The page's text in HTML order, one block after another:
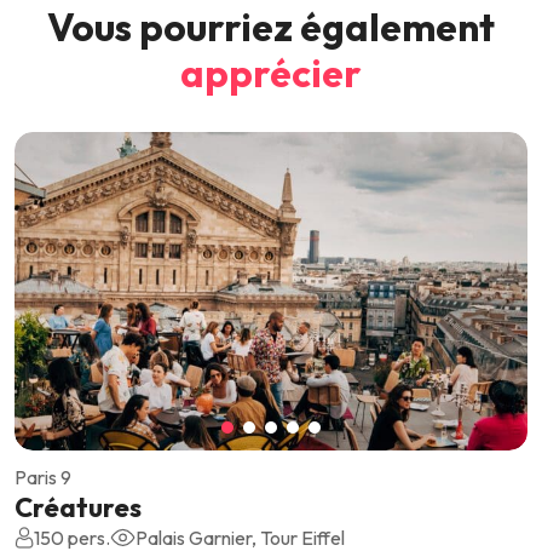
Vous pourriez également
apprécier
Paris 9
Créatures
150 pers. Palais Garnier, Tour Eiffel